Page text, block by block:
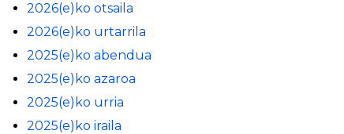
2026(e)ko otsaila
2026(e)ko urtarrila
2025(e)ko abendua
2025(e)ko azaroa
2025(e)ko urria
2025(e)ko iraila